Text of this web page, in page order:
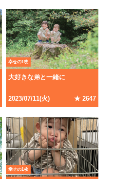
幸せの1枚
大好きな弟と一緒に
2023/07/11(火) ★ 2647
幸せの1枚